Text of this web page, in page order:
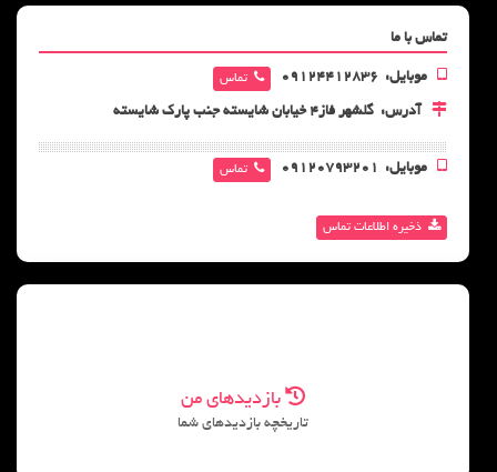
تماس با ما
موبایل: تماس
آدرس: گلشهر فاز4 خیابان شایسته جنب پارک شایسته
موبایل: تماس
ذخیره اطلاعات تماس
بازدیدهای من
تاریخچه بازدیدهای شما